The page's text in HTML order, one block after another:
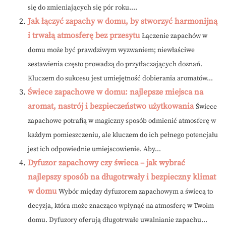
się do zmieniających się pór roku....
Jak łączyć zapachy w domu, by stworzyć harmonijną
i trwałą atmosferę bez przesytu Łączenie zapachów w
domu może być prawdziwym wyzwaniem; niewłaściwe
zestawienia często prowadzą do przytłaczających doznań.
Kluczem do sukcesu jest umiejętność dobierania aromatów...
Świece zapachowe w domu: najlepsze miejsca na
aromat, nastrój i bezpieczeństwo użytkowania Świece
zapachowe potrafią w magiczny sposób odmienić atmosferę w
każdym pomieszczeniu, ale kluczem do ich pełnego potencjału
jest ich odpowiednie umiejscowienie. Aby...
Dyfuzor zapachowy czy świeca – jak wybrać
najlepszy sposób na długotrwały i bezpieczny klimat
w domu Wybór między dyfuzorem zapachowym a świecą to
decyzja, która może znacząco wpłynąć na atmosferę w Twoim
domu. Dyfuzory oferują długotrwałe uwalnianie zapachu...